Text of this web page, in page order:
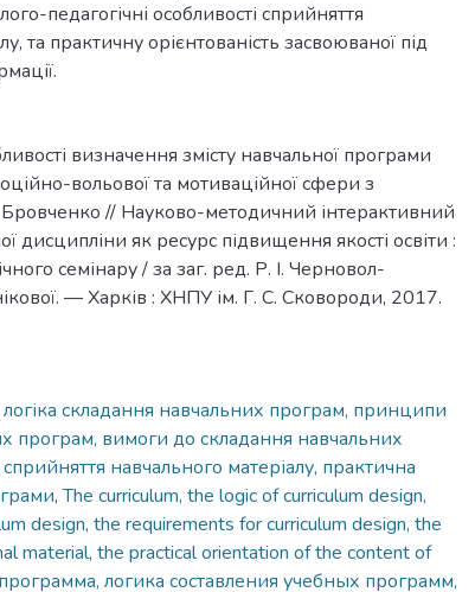
педагогічні особливості сприйняття
та практичну орієнтованість засвоюваної під
визначення змісту навчальної програми
вольової та мотиваційної сфери з
// Науково-методичний інтерактивний
дисципліни як ресурс підвищення якості освіти :
семінару / за заг. ред. Р. І. Черновол-
— Харків : ХНПУ ім. Г. С. Сковороди, 2017.
складання навчальних програм, принципи
програм, вимоги до складання навчальних
навчального матеріалу, практична
,The curriculum, the logic of curriculum design,
design, the requirements for curriculum design, the
material, the practical orientation of the content of
логика составления учебных программ,